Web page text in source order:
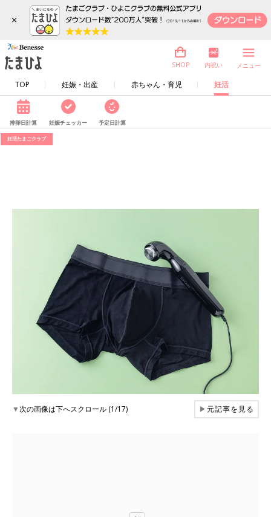
×
TOP 妊娠・出産 赤ちゃん・育児 妊活
SHOP 内祝い メニュー
排卵日計算 妊娠チェッカー 予定日計算
妊活たまごクラブ
▼次の画像は下へスクロール (1/17) ▶元記事を見る